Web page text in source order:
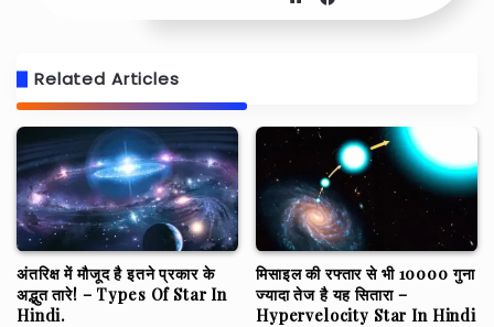
Related Articles
अंतरिक्ष में मौजूद है इतने प्रकार के
अद्भुत तारे! – Types Of Star In
Hindi.
मिसाइल की रफ्तार से भी 10000 गुना
ज्यादा तेज है यह सितारा –
Hypervelocity Star In Hindi